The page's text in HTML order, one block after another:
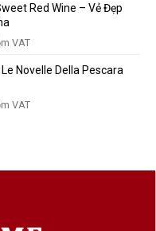
VNĐ.
Red Wine – Vẻ Đẹp
VAT
Novelle Della Pescara
VAT